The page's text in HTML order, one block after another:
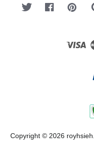
Twitter Facebook
Copyright © 2026